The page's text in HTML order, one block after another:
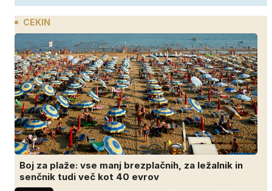
CEKIN
Boj za plaže: vse manj brezplačnih, za ležalnik in
senčnik tudi več kot 40 evrov